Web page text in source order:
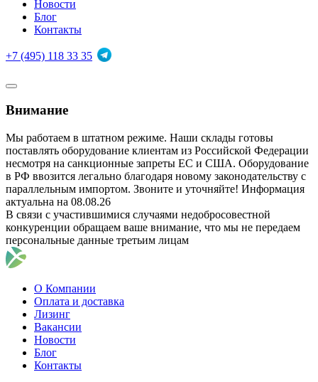
Новости
Блог
Контакты
+7 (495) 118 33 35
Внимание
Мы работаем в штатном режиме. Наши склады готовы
поставлять оборудование клиентам из Российской Федерации
несмотря на санкционные запреты ЕС и США. Оборудование
в РФ ввозится легально благодаря новому законодательству с
параллельным импортом. Звоните и уточняйте! Информация
актуальна на 08.08.26
В связи с участившимися случаями недобросовестной
конкуренции обращаем ваше внимание, что мы не передаем
персональные данные третьим лицам
О Компании
Оплата и доставка
Лизинг
Вакансии
Новости
Блог
Контакты